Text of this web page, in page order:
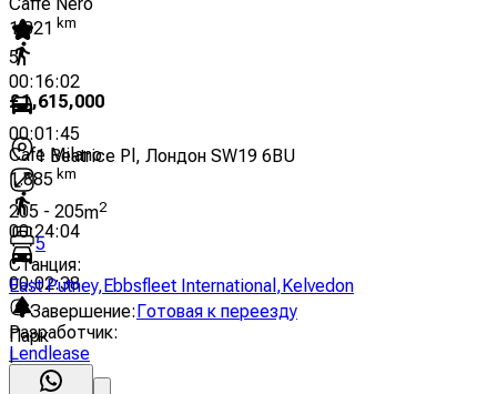
Caffè Nero
1.321 km
00:16:02
00:01:45
Cafe Milano
1.885 km
00:24:04
00:02:38
Парк
I
0.844km
5
£1,615,000
1 Beatrice Pl, Лондон SW19 6BU
205 - 205m2
5
Станция:
East Putney,Ebbsfleet International ,Kelvedon
Завершение:Готовая к переезду
Разработчик:
Lendlease